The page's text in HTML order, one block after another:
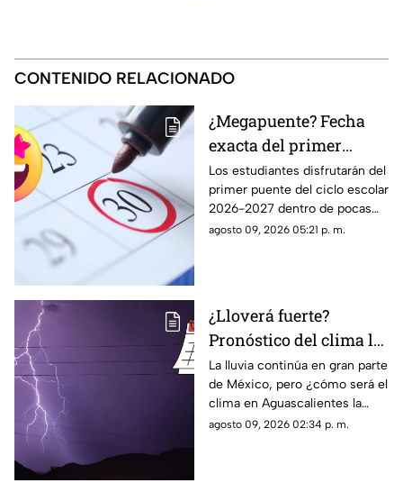
CONTENIDO RELACIONADO
¿Megapuente? Fecha
exacta del primer
puente del ciclo escolar
2026-2027 en
Aguascalientes
Los estudiantes disfrutarán del
primer puente del ciclo escolar
2026-2027 dentro de pocas
semanas; te contamos la fecha
agosto 09, 2026 05:21 p. m.
¿Lloverá fuerte?
Pronóstico del clima la
semana del 10 al 15 de
agosto en
Aguascalientes
La lluvia continúa en gran parte
de México, pero ¿cómo será el
clima en Aguascalientes la
semana del 10 al 15 de agosto?
agosto 09, 2026 02:34 p. m.